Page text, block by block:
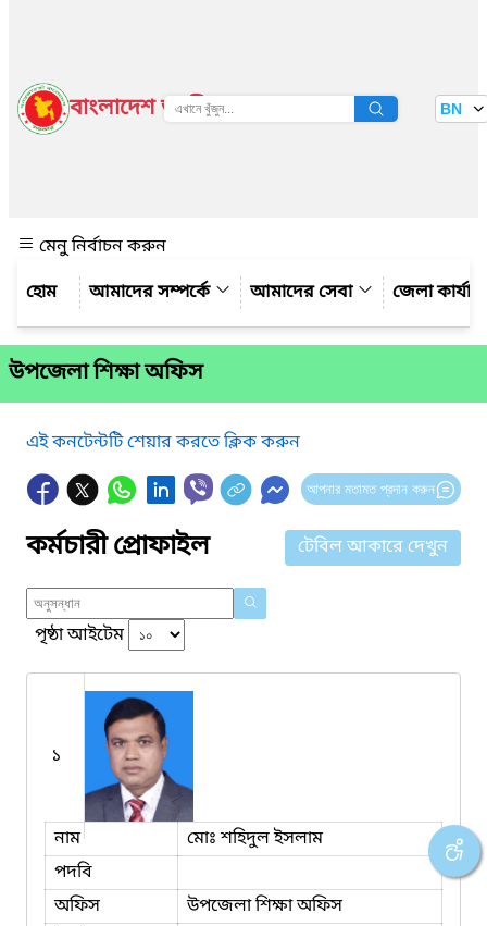
বাংলাদেশ জাতীয় তথ্য বাতায়ন BN
মেনু নির্বাচন করুন
আমাদের সম্পর্কে
আমাদের সেবা জেলা
উপজেলা শিক্ষা অফিস
এই কনটেন্টটি শেয়ার করতে ক্লিক করুন
আপনার মতামত প্রদান করুন
কর্মচারী প্রোফাইল টেবিল আকারে দেখুন
পৃষ্ঠা আইটেম
১
নাম
মোঃ শহিদুল ইসলাম
পদবি
অফিস
উপজেলা শিক্ষা অফিস